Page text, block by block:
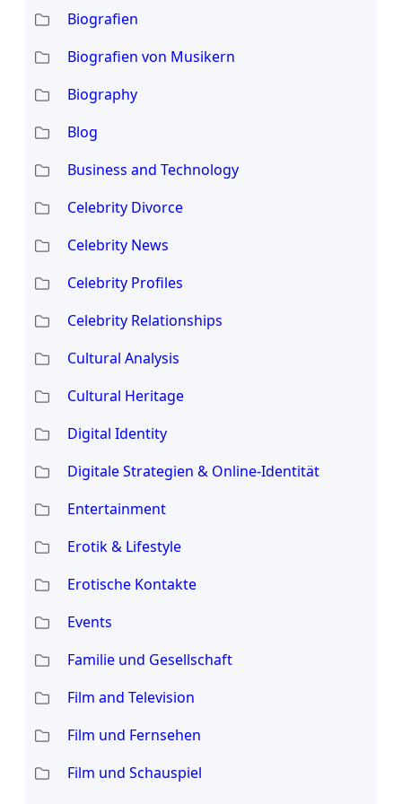
Biografien
Biografien von Musikern
Biography
Blog
Business and Technology
Celebrity Divorce
Celebrity News
Celebrity Profiles
Celebrity Relationships
Cultural Analysis
Cultural Heritage
Digital Identity
Digitale Strategien & Online-Identität
Entertainment
Erotik & Lifestyle
Erotische Kontakte
Events
Familie und Gesellschaft
Film and Television
Film und Fernsehen
Film und Schauspiel